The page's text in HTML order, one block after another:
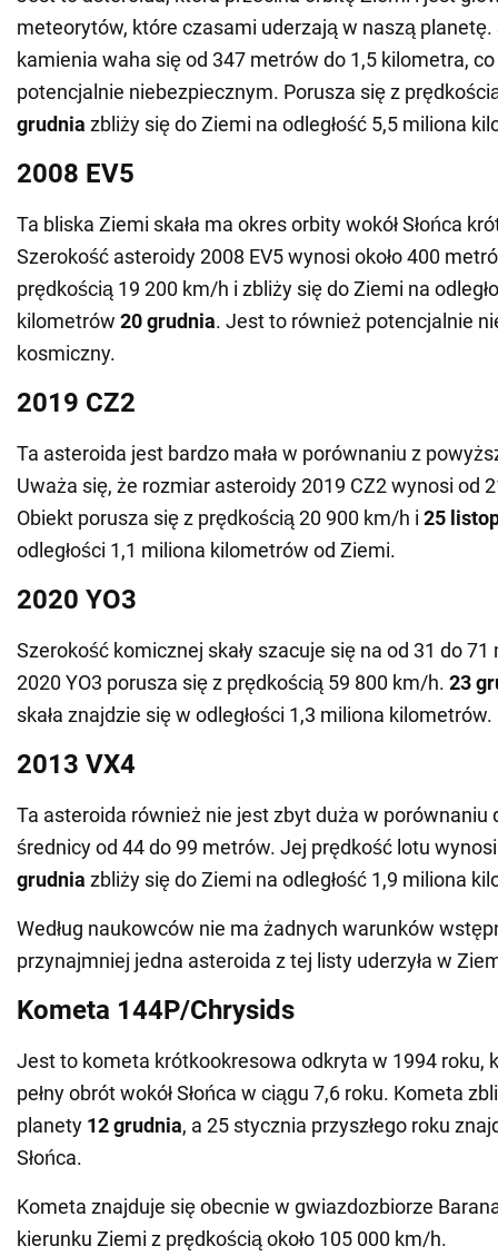
meteorytów, które czasami uderzają w naszą
kamienia waha się od 347 metrów do 1,5 kilometra,
potencjalnie niebezpiecznym. Porusza się z
grudnia zbliży się do Ziemi na odległość 5,5 miliona
2008 EV5
Ta bliska Ziemi skała ma okres orbity wokół Słońca
Szerokość asteroidy 2008 EV5 wynosi około 400
prędkością 19 200 km/h i zbliży się do Ziemi na
kilometrów 20 grudnia. Jest to również potencjalnie
kosmiczny.
2019 CZ2
Ta asteroida jest bardzo mała w porównaniu z
Uważa się, że rozmiar asteroidy 2019 CZ2 wynosi od
Obiekt porusza się z prędkością 20 900 km/h i 25
odległości 1,1 miliona kilometrów od Ziemi.
2020 YO3
Szerokość komicznej skały szacuje się na od 31 do
2020 YO3 porusza się z prędkością 59 800 km/h. 23
skała znajdzie się w odległości 1,3 miliona kilometrów.
2013 VX4
Ta asteroida również nie jest zbyt duża w porównaniu
średnicy od 44 do 99 metrów. Jej prędkość lotu
grudnia zbliży się do Ziemi na odległość 1,9 miliona
Według naukowców nie ma żadnych warunków
przynajmniej jedna asteroida z tej listy uderzyła w
Kometa 144P/Chrysids
Jest to kometa krótkookresowa odkryta w 1994 roku,
pełny obrót wokół Słońca w ciągu 7,6 roku. Kometa
planety 12 grudnia, a 25 stycznia przyszłego roku
Słońca.
Kometa znajduje się obecnie w gwiazdozbiorze
kierunku Ziemi z prędkością około 105 000 km/h.